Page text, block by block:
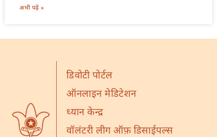
अभी पढ़ें »
डिवोटी पोर्टल
ऑनलाइन मेडिटेशन
ध्यान केन्द्र
वॉलंटरी लीग ऑफ़ डिसाईपल्स